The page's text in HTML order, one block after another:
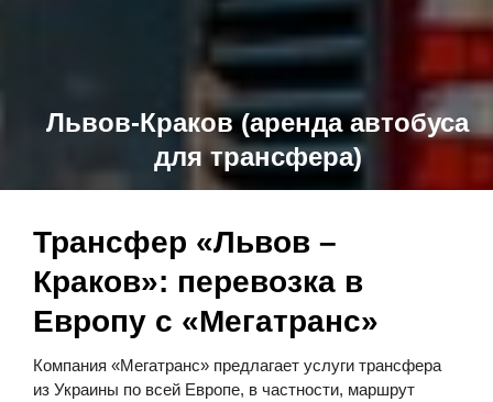
Львов-Краков (аренда автобуса
для трансфера)
Трансфер «Львов –
Краков»: перевозка в
Европу с «Мегатранс»
Компания «Мегатранс» предлагает услуги трансфера
из Украины по всей Европе, в частности, маршрут